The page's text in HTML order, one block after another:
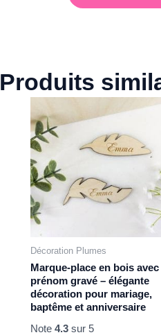
Produits
Décoration Plumes
Marque-place en bois avec
prénom gravé – élégante
décoration pour mariage,
baptême et anniversaire
Note4.3 sur 5